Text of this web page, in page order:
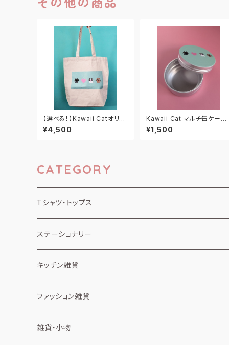
【選べる！】Kawaii Catオリジ
ナル キャンバストートバッグ
¥4,500
Kawaii Cat マルチ缶ケース
M マカロンミント
¥1,500
CATEGORY
Tシャツ・トップス
半袖Tシャツ
長袖・ロンT
ステーショナリー
ノート
消しゴム
キッチン雑貨
カップスリーブ
弁当箱
ファッション雑貨
タオル
雑貨・小物